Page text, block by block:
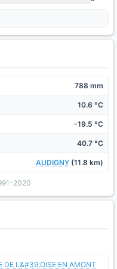
788 mm
10.6 °C
-19.5 °C
40.7 °C
AUDIGNY (11.8 km)
2020
DE L&#39;OISE EN AMONT